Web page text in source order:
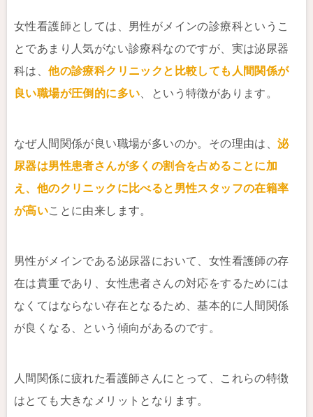
女性看護師としては、男性がメインの診療科というこ
とであまり人気がない診療科なのですが、実は泌尿器
科は、他の診療科クリニックと比較しても人間関係が
良い職場が圧倒的に多い 、という特徴があります。
なぜ人間関係が良い職場が多いのか。その理由は、泌
尿器は男性患者さんが多くの割合を占めることに加
え、他のクリニックに比べると男性スタッフの在籍率
が高いことに由来します。
男性がメインである泌尿器において、女性看護師の存
在は貴重であり、女性患者さんの対応をするためには
なくてはならない存在となるため、基本的に人間関係
が良くなる、という傾向があるのです。
人間関係に疲れた看護師さんにとって、これらの特徴
はとても大きなメリットとなります。